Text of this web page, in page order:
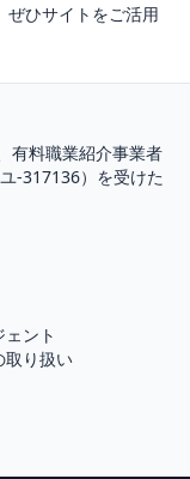
ぜひサイトをご活用
有料職業紹介事業者
-317136）を受けた
ント
取り扱い